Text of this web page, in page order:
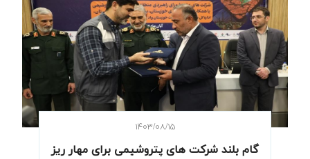
۱۴۰۳/۰۸/۱۵
گام بلند شرکت های پتروشیمی برای مهار ریز